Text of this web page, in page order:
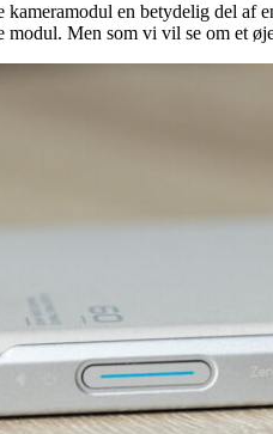
en betydelig del af
modul. Men som vi vil se om et